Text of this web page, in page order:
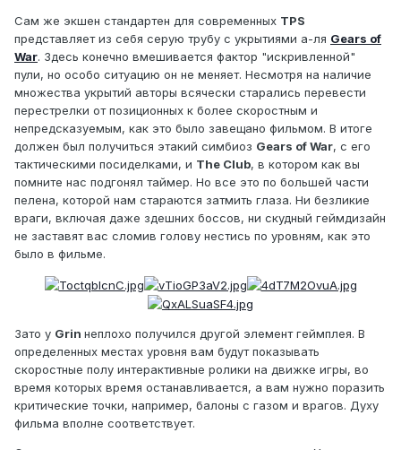
Сам же экшен стандартен для современных TPS
представляет из себя серую трубу с укрытиями а-ля Gears of
War. Здесь конечно вмешивается фактор "искривленной"
пули, но особо ситуацию он не меняет. Несмотря на наличие
множества укрытий авторы всячески старались перевести
перестрелки от позиционных к более скоростным и
непредсказуемым, как это было завещано фильмом. В итоге
должен был получиться этакий симбиоз Gears of War, с его
тактическими посиделками, и The Club, в котором как вы
помните нас подгонял таймер. Но все это по большей части
пелена, которой нам стараются затмить глаза. Ни безликие
враги, включая даже здешних боссов, ни скудный геймдизайн
не заставят вас сломив голову нестись по уровням, как это
было в фильме.
Зато у Grin неплохо получился другой элемент геймплея. В
определенных местах уровня вам будут показывать
скоростные полу интерактивные ролики на движке игры, во
время которых время останавливается, а вам нужно поразить
критические точки, например, балоны с газом и врагов. Духу
фильма вполне соответствует.